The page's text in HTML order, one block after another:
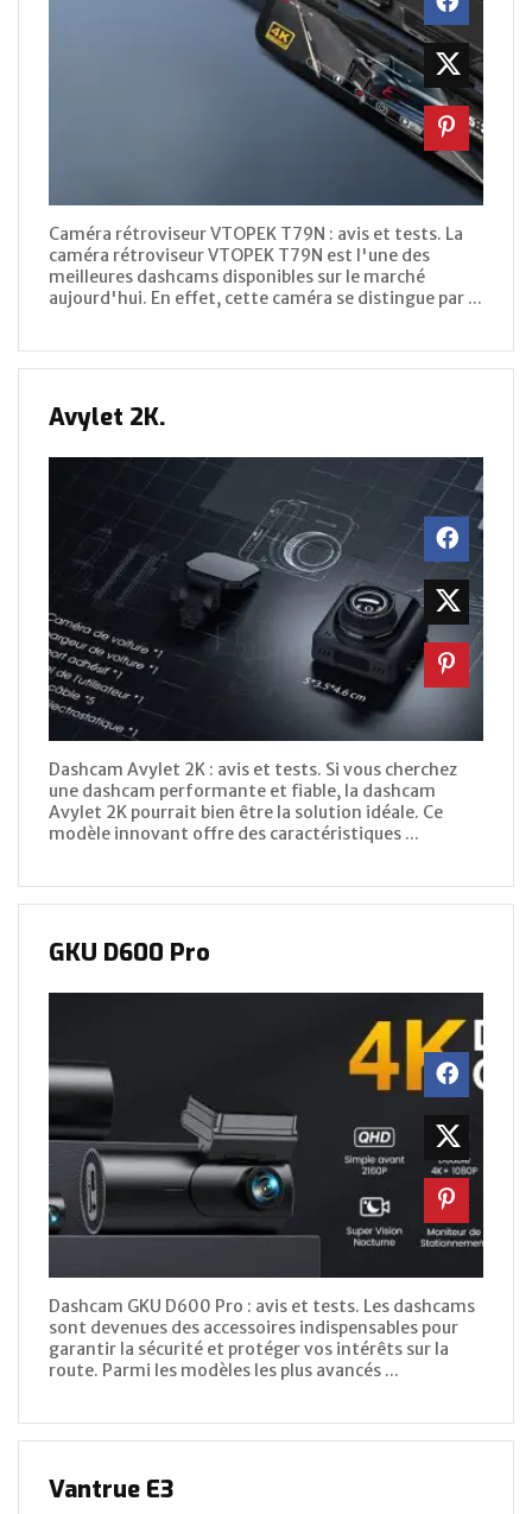
Caméra rétroviseur ‎VTOPEK T79N : avis et tests. La
caméra rétroviseur VTOPEK T79N est l'une des
meilleures dashcams disponibles sur le marché
aujourd'hui. En effet, cette caméra se distingue par ...
Avylet 2K.
Dashcam Avylet 2K : avis et tests. Si vous cherchez
une dashcam performante et fiable, la dashcam
Avylet 2K pourrait bien être la solution idéale. Ce
modèle innovant offre des caractéristiques ...
GKU D600 Pro
Dashcam GKU D600 Pro : avis et tests. Les dashcams
sont devenues des accessoires indispensables pour
garantir la sécurité et protéger vos intérêts sur la
route. Parmi les modèles les plus avancés ...
Vantrue E3